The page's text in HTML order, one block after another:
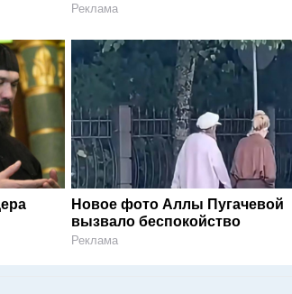
Реклама
Новое фото Аллы Пугачевой
вызвало беспокойство
Реклама